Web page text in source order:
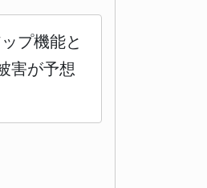
プ機能と
害が予想